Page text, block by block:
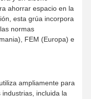
ahorrar espacio en la
esta grúa incorpora
normas
FEM (Europa) e
ampliamente para
incluida la